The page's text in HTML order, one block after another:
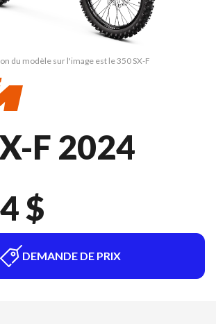
du modèle sur l'image est le 350 SX-F
F 2024
$
DEMANDE DE PRIX